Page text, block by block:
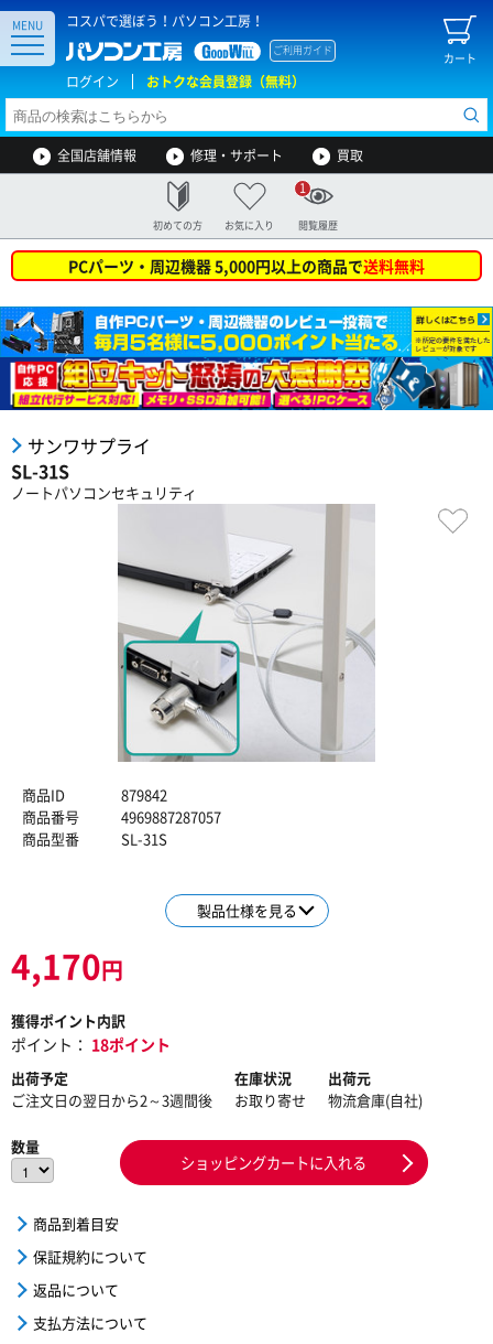
コスパで選ぼう！パソコン工房！
カート
ご利用ガイド
ログイン おトクな会員登録（無料）
MENU
全国店舗情報 修理・サポート 買取
初めての方 お気に入り 閲覧履歴
1
PCパーツ・周辺機器 5,000円以上の商品で送料無料
サンワサプライ
SL-31S
ノートパソコンセキュリティ
商品ID
879842
商品番号
4969887287057
商品型番
SL-31S
製品仕様を見る
4,170円
獲得ポイント内訳
ポイント： 18ポイント
出荷予定
ご注文日の翌日から2～3週間後
在庫状況
お取り寄せ
出荷元
物流倉庫(自社)
数量
ショッピングカートに入れる
商品到着目安
保証規約について
返品について
支払方法について